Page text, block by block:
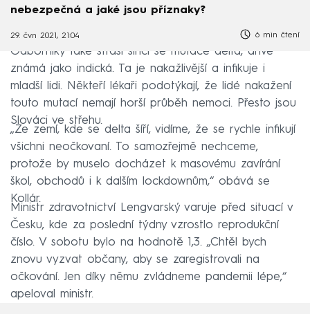
nebezpečná a jaké jsou příznaky?
29. čvn 2021, 21:04 6 min čtení
Odborníky také straší šířící se mutace delta, dříve
známá jako indická. Ta je nakažlivější a infikuje i
mladší lidi. Někteří lékaři podotýkají, že lidé nakažení
touto mutací nemají horší průběh nemoci. Přesto jsou
Slováci ve střehu.
„Ze zemí, kde se delta šíří, vidíme, že se rychle infikují
všichni neočkovaní. To samozřejmě nechceme,
protože by muselo docházet k masovému zavírání
škol, obchodů i k dalším lockdownům,“ obává se
Kollár.
Ministr zdravotnictví Lengvarský varuje před situací v
Česku, kde za poslední týdny vzrostlo reprodukční
číslo. V sobotu bylo na hodnotě 1,3. „Chtěl bych
znovu vyzvat občany, aby se zaregistrovali na
očkování. Jen díky němu zvládneme pandemii lépe,“
apeloval ministr.